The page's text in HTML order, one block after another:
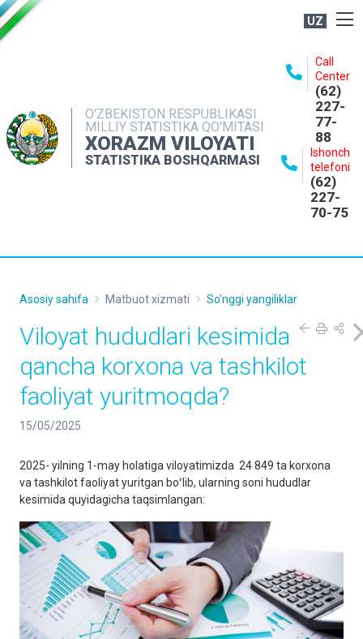
UZ
O'ZBEKISTON RESPUBLIKASI
MILLIY STATISTIKA QO'MITASI
XORAZM VILOYATI
STATISTIKA BOSHQARMASI
Call
Center
(62)
227-
77-
88
Ishonch
telefoni
(62)
227-
70-75
NASHRLAR
INTERAKTIV XIZMATLAR
MATBUOT XIZMATI
Asosiy sahifa Matbuot xizmati So'nggi yangiliklar
Viloyat hududlari kesimida
qancha korxona va tashkilot
faoliyat yuritmoqda?
15/05/2025
2025- yilning 1-may holatiga viloyatimizda 24 849 ta korxona
va tashkilot faoliyat yuritgan boʻlib, ularning soni hududlar
kesimida quyidagicha taqsimlangan: